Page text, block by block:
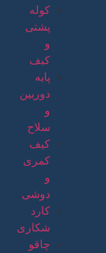
کوله
پشتی
و
کیف
پایه
دوربین
و
سلاح
کیف
کمری
و
دوشی
کارد
شکاری
چاقو